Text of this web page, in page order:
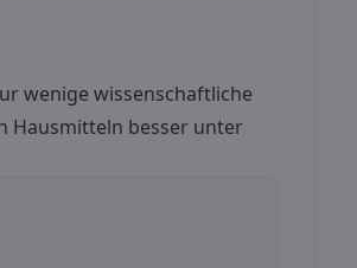
wenige wissenschaftliche
Hausmitteln besser unter